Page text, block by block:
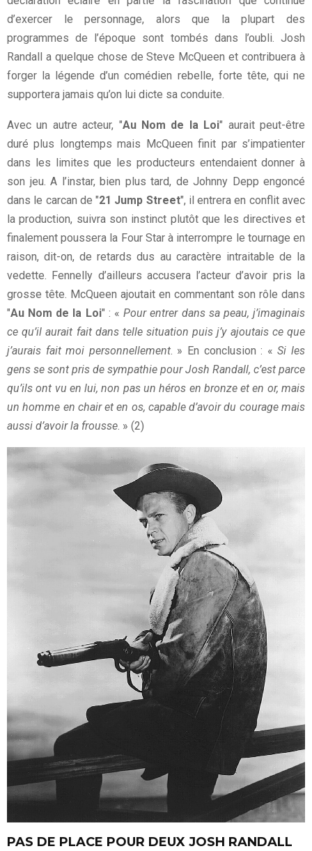
d’exercer le personnage, alors que la plupart des
programmes de l’époque sont tombés dans l’oubli. Josh
Randall a quelque chose de Steve McQueen et contribuera à
forger la légende d’un comédien rebelle, forte tête, qui ne
supportera jamais qu’on lui dicte sa conduite.
Avec un autre acteur, "Au Nom de la Loi" aurait peut-être
duré plus longtemps mais McQueen finit par s’impatienter
dans les limites que les producteurs entendaient donner à
son jeu. A l’instar, bien plus tard, de Johnny Depp engoncé
dans le carcan de "21 Jump Street", il entrera en conflit avec
la production, suivra son instinct plutôt que les directives et
finalement poussera la Four Star à interrompre le tournage en
raison, dit-on, de retards dus au caractère intraitable de la
vedette. Fennelly d’ailleurs accusera l’acteur d’avoir pris la
grosse tête. McQueen ajoutait en commentant son rôle dans
"Au Nom de la Loi" : «Pour entrer dans sa peau, j’imaginais
ce qu’il aurait fait dans telle situation puis j’y ajoutais ce que
j’aurais fait moi personnellement. » En conclusion : «Si les
gens se sont pris de sympathie pour Josh Randall, c’est parce
qu’ils ont vu en lui, non pas un héros en bronze et en or, mais
un homme en chair et en os, capable d’avoir du courage mais
aussi d’avoir la frousse . » (2)
PAS DE PLACE POUR DEUX JOSH RANDALL